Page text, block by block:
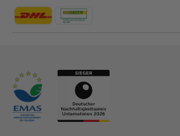
Zahlungsmethoden
Zahlungsmethoden